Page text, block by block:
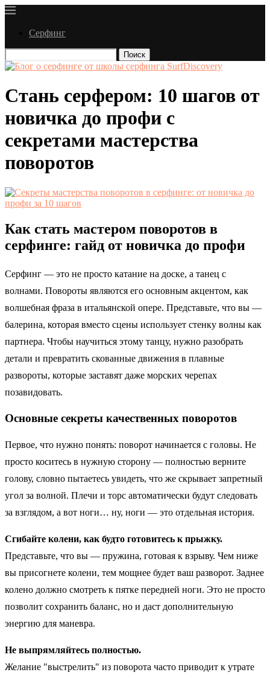
Серфинг
Поиск
Стань серфером: 10 шагов от
новичка до профи с
секретами мастерства
поворотов
Как стать мастером поворотов в
серфинге: гайд от новичка до профи
Серфинг — это не просто катание на доске, а танец с
волнами. Повороты являются его основным акцентом, как
волшебная фраза в итальянской опере. Представьте, что вы —
балерина, которая вместо сцены использует стенку волны как
партнера. Чтобы научиться этому танцу, нужно разобрать
детали и превратить скованные движения в плавные
развороты, которые заставят даже морских черепах
позавидовать.
Основные секреты качественных поворотов
Первое, что нужно понять: поворот начинается с головы. Не
просто коситесь в нужную сторону — полностью верните
голову, словно пытаетесь увидеть, что же скрывает запретный
угол за волной. Плечи и торс автоматически будут следовать
за взглядом, а вот ноги… ну, ноги — это отдельная история.
Сгибайте колени, как будто готовитесь к прыжку.
Представьте, что вы — пружина, готовая к взрыву. Чем ниже
вы присогнете колени, тем мощнее будет ваш разворот. Заднее
колено должно смотреть к пятке передней ноги. Это не просто
позволит сохранить баланс, но и даст дополнительную
энергию для маневра.
Не выпрямляйтесь полностью.
Желание "выстрелить" из поворота часто приводит к утрате